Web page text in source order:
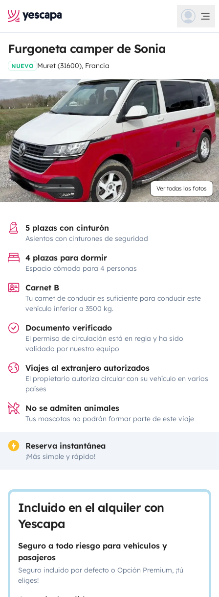
Furgoneta camper de Sonia
NUEVO Muret (31600), Francia
Ver todas las fotos
5 plazas con cinturón
Asientos con cinturones de seguridad
4 plazas para dormir
Espacio cómodo para 4 personas
Carnet B
Tu carnet de conducir es suficiente para conducir este
vehículo inferior a 3500 kg.
Documento verificado
El permiso de circulación está en regla y ha sido
validado por nuestro equipo
Viajes al extranjero autorizados
El propietario autoriza circular con su vehículo en varios
países
No se admiten animales
Tus mascotas no podrán formar parte de este viaje
Reserva instantánea
¡Más simple y rápido!
Incluido en el alquiler con
Yescapa
Seguro a todo riesgo para vehículos y
pasajeros
Seguro incluido por defecto o Opción Premium, ¡tú
eliges!